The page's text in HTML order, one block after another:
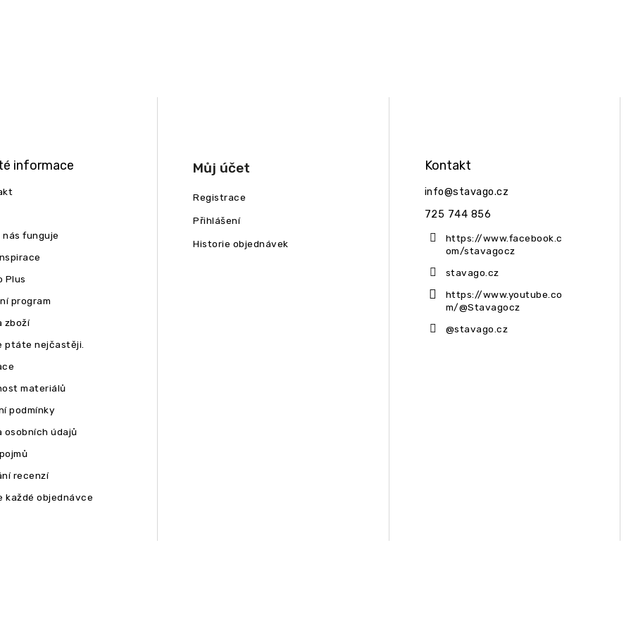
informace
funguje
Plus
program
zboží
ptáte nejčastěji.
materiálů
podmínky
osobních údajů
recenzí
každé objednávce
Můj účet
Registrace
Přihlášení
Historie objednávek
Kontakt
info@stavago.cz
725 744 856
https://www.facebook.c
om/stavagocz
stavago.cz
https://www.youtube.co
m/@Stavagocz
@stavago.cz